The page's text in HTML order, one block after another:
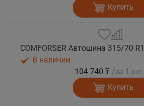
Купить
В наличии
104 740 ₸ /за 1 шт.
Купить